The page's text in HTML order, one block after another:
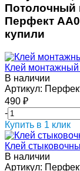
Потолочный
Перфект
купили
Клей
В наличии
Артикул:
490 ₽
-
Купить в 1 клик
Клей
В наличии
Артикул: